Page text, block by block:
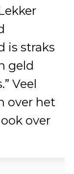
is straks
geld
Veel
over het
over